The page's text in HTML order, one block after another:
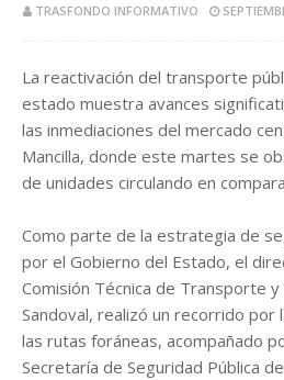
TRASFONDO INFORMATIVO
La reactivación del transporte
estado muestra avances
las inmediaciones del mercado
Mancilla, donde este martes se
de unidades circulando en
Como parte de la estrategia de
por el Gobierno del Estado, el
Comisión Técnica de Transporte y
Sandoval, realizó un recorrido por
las rutas foráneas, acompañado
Secretaría de Seguridad Pública